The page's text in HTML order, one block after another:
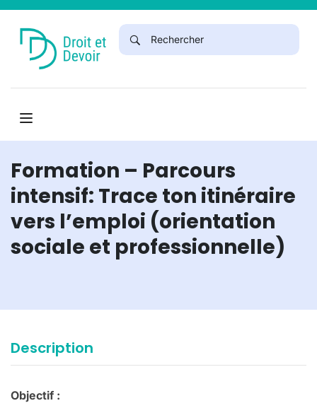
Formation – Parcours
intensif: Trace ton itinéraire
vers l’emploi (orientation
sociale et professionnelle)
Description
Objectif :